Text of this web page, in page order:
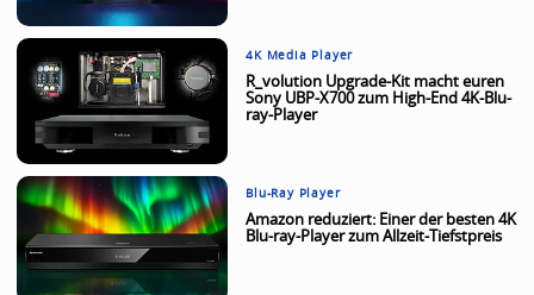
4K Media Player
R_volution Upgrade-Kit macht euren
Sony UBP-X700 zum High-End 4K-Blu-
ray-Player
Blu-Ray Player
Amazon reduziert: Einer der besten 4K
Blu-ray-Player zum Allzeit-Tiefstpreis